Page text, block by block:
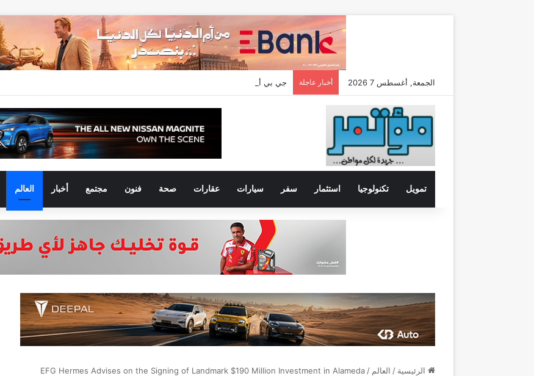
الجمعة, أغسطس 7 2026 أخبار عاجلة
تمويل تكنولوجيا استثمار سفر سيارات عقارات صحة فنون مجتمع أخبار العالم
الرئيسية / العالم /
EFG Hermes Advises on the Signing of Landmark $190 Million Investment in Alameda